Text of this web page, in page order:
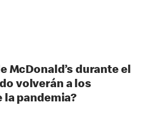
McDonald’s durante el
volverán a los
la pandemia?